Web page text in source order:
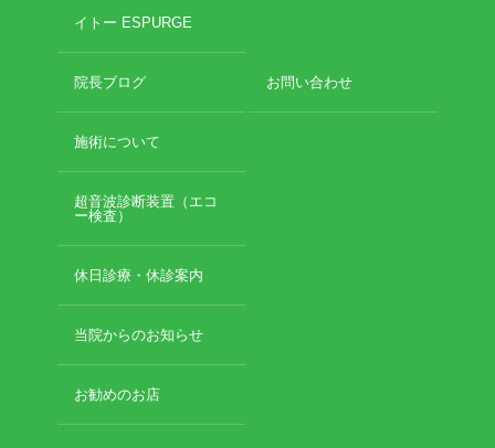
イトー ESPURGE
院長ブログ
施術について
超音波診断装置（エコ
ー検査）
休日診療・休診案内
当院からのお知らせ
お勧めのお店
お問い合わせ